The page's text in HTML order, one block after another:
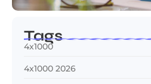
Tags
4x1000
4x1000 2026